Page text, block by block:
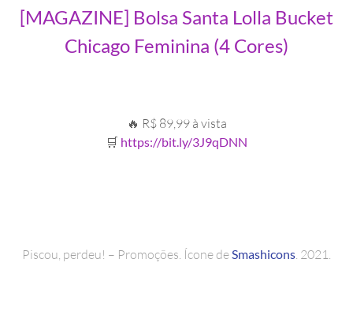
[MAGAZINE] Bolsa Santa Lolla Bucket
Chicago Feminina (4 Cores)
🔥 R$ 89,99 à vista
🛒 https://bit.ly/3J9qDNN
Piscou, perdeu! – Promoções. Ícone de Smashicons . 2021.